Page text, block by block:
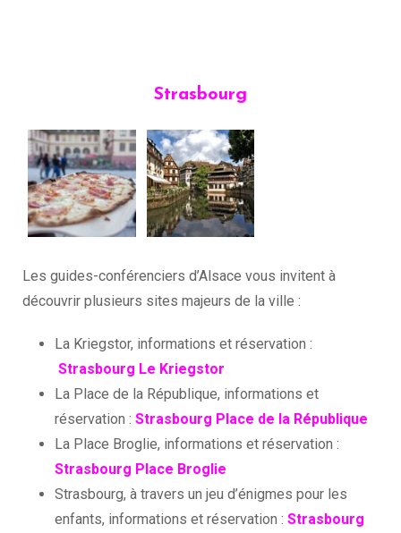
Strasbourg
Les guides-conférenciers d’Alsace vous invitent à
découvrir plusieurs sites majeurs de la ville :
La Kriegstor, informations et réservation :
Strasbourg Le Kriegstor
La Place de la République, informations et
réservation : Strasbourg Place de la République
La Place Broglie, informations et réservation :
Strasbourg Place Broglie
Strasbourg, à travers un jeu d’énigmes pour les
enfants, informations et réservation : Strasbourg